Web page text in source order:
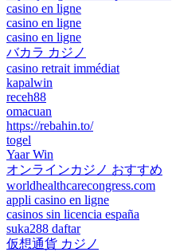
casino en ligne
casino en ligne
casino en ligne
バカラ カジノ
casino retrait immédiat
kapalwin
receh88
omacuan
https://rebahin.to/
togel
Yaar Win
オンラインカジノ おすすめ
worldhealthcarecongress.com
appli casino en ligne
casinos sin licencia españa
suka288 daftar
仮想通貨 カジノ